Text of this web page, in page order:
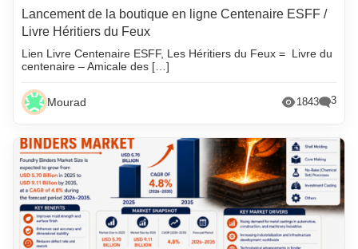
Lancement de la boutique en ligne Centenaire ESFF /
Livre Héritiers du Feux
Lien Livre Centenaire ESFF, Les Héritiers du Feux = Livre du
centenaire – Amicale des […]
Mourad 1843 3